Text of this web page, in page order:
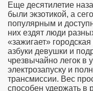
Еще десятилетие
были экзотикой, а
популярным и
них ездят люди
«зажигает»
азбуки девушки и
чрезвычайно легок в
электрозапуску и
трансмиссии. Вес
способен удержать в